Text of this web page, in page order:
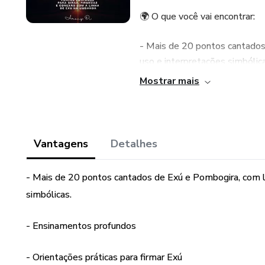
🌍 O que você vai encontrar:
- Mais de 20 pontos
uso e interpretações
segura e respeitosa.
- Técnicas para usar os
Mostrar mais
Vantagens Detalhes
- Mais de 20 pontos cantados de Exú e Pombogira,
simbólicas.
- Ensinamentos profundos
- Orientações práticas para firmar Exú